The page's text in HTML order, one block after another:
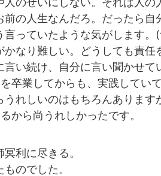
の人生なんだろ。だったら自
言っていたような気がします。
かなり難しい。どうしても責任
い続け、自分に言い聞かせて
卒業してからも、実践してい
うれしいのはもちろんありま
から尚うれしかったです。
利に尽きる。
のでした。